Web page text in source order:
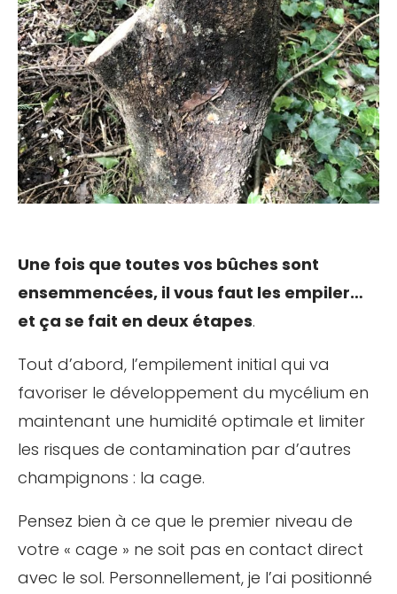
Une fois que toutes vos bûches sont
ensemmencées, il vous faut les empiler…
et ça se fait en deux étapes.
Tout d’abord, l’empilement initial qui va
favoriser le développement du mycélium en
maintenant une humidité optimale et limiter
les risques de contamination par d’autres
champignons : la cage.
Pensez bien à ce que le premier niveau de
votre « cage » ne soit pas en contact direct
avec le sol. Personnellement, je l’ai positionné